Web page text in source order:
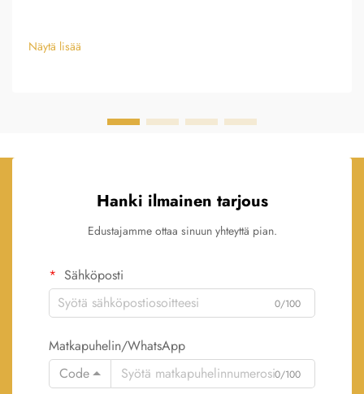
Näytä lisää
Hanki ilmainen tarjous
Edustajamme ottaa sinuun yhteyttä pian.
Sähköposti
0/100
Matkapuhelin/WhatsApp
Code
0/100